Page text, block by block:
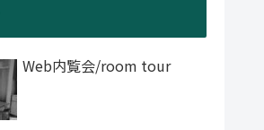
Web内覧会/room tour